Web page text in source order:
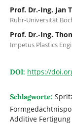
Prof. Dr.-Ing. Jan
Ruhr-Universität
Prof. Dr.-Ing.
Impetus Plastics
DOI: https://
Schlagworte:
Additive Fertigung